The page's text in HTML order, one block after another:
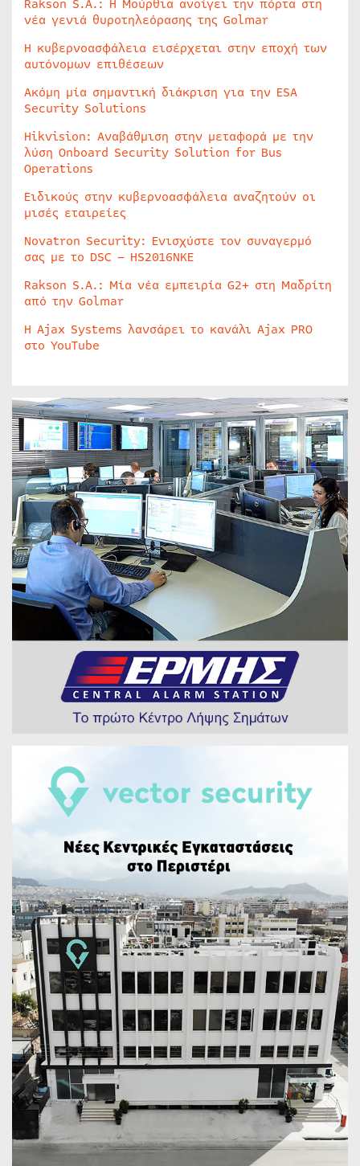
Rakson S.A.: Η Μούρθια ανοίγει την πόρτα στη
νέα γενιά θυροτηλεόρασης της Golmar
Η κυβερνοασφάλεια εισέρχεται στην εποχή των
αυτόνομων επιθέσεων
Ακόμη μία σημαντική διάκριση για την ESA
Security Solutions
Hikvision: Αναβάθμιση στην μεταφορά με την
λύση Onboard Security Solution for Bus
Operations
Ειδικούς στην κυβερνοασφάλεια αναζητούν οι
μισές εταιρείες
Novatron Security: Ενισχύστε τον συναγερμό
σας με το DSC – HS2016NKE
Rakson S.A.: Μία νέα εμπειρία G2+ στη Μαδρίτη
από την Golmar
Η Ajax Systems λανσάρει το κανάλι Ajax PRO
στο YouTube